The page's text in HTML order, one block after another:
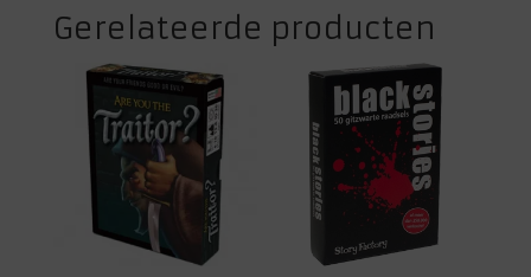
Gerelateerde producten